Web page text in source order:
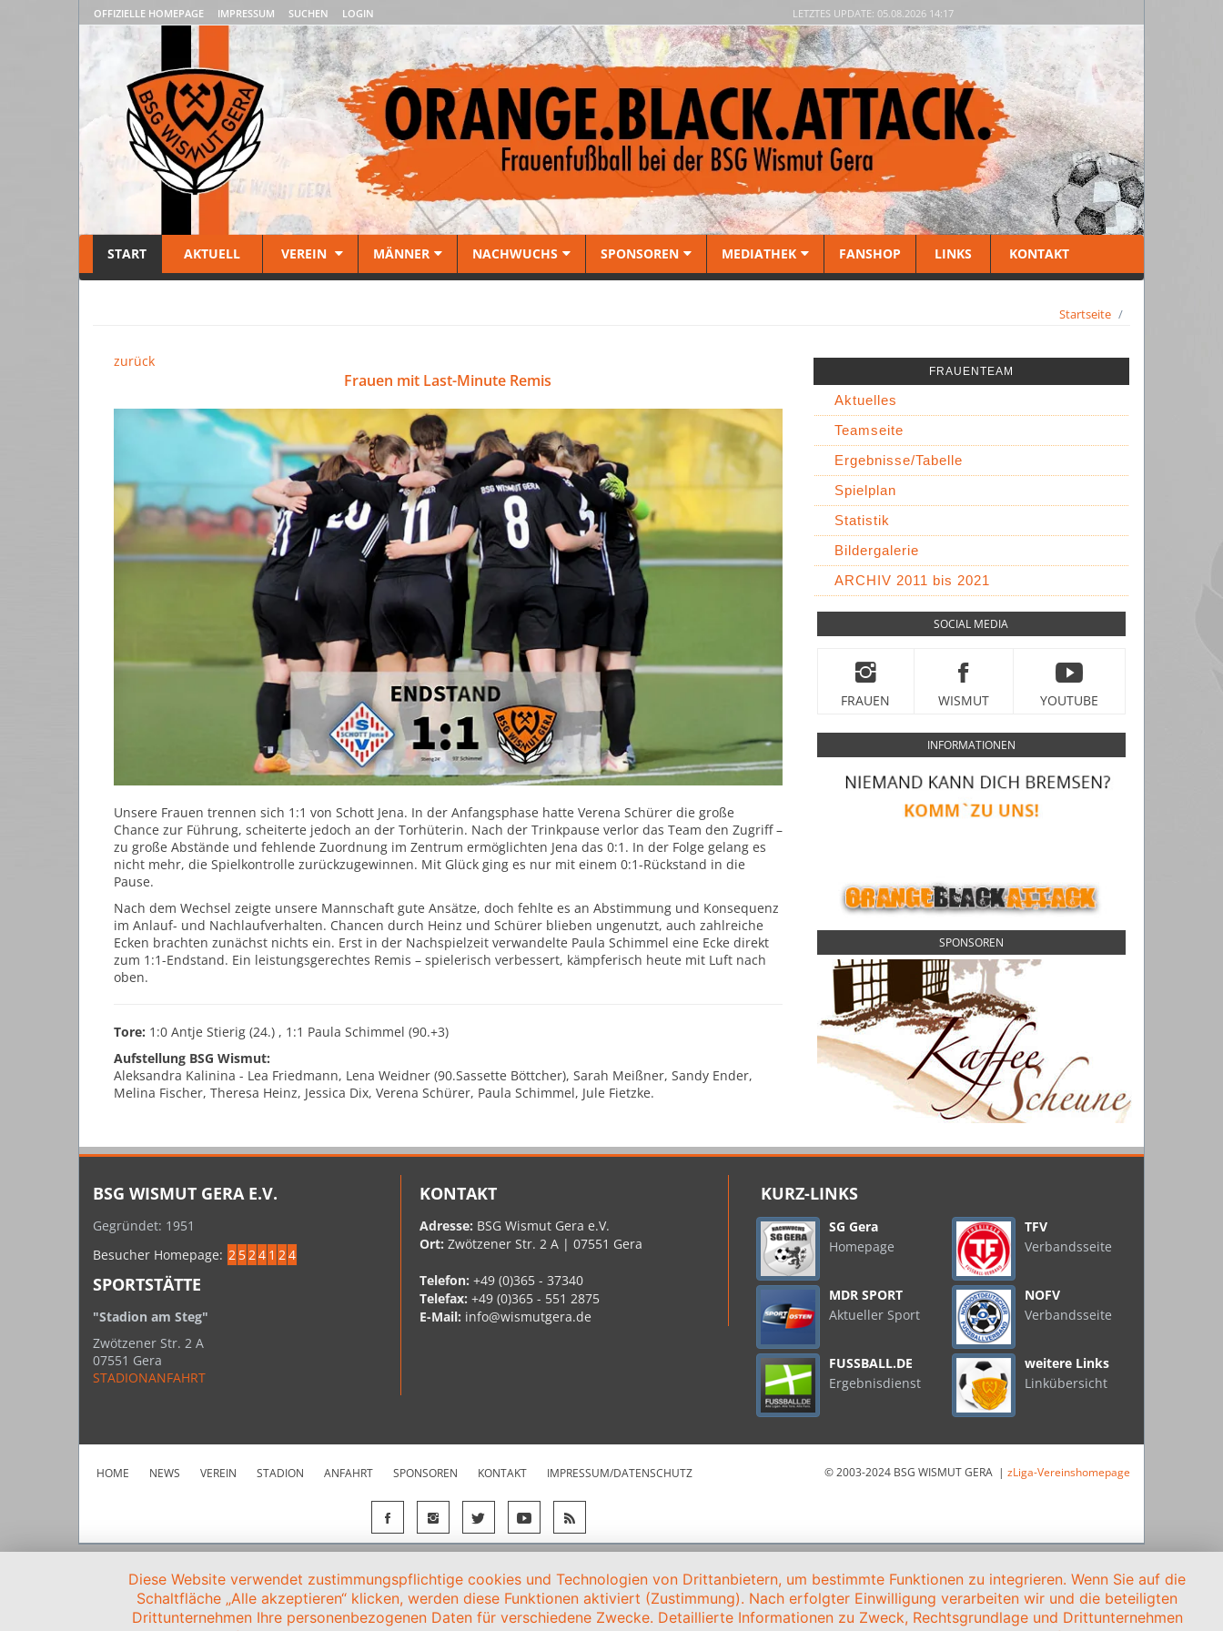
OFFIZIELLE HOMEPAGE IMPRESSUM SUCHEN LOGIN LETZTES UPDATE: 05.08.2026 14:17
START AKTUELL VEREIN MÄNNER NACHWUCHS SPONSOREN MEDIATHEK FANSHOP LINKS KONTAKT
Startseite
zurück
Frauen mit Last-Minute Remis
Unsere Frauen trennen sich 1:1 von Schott Jena. In der Anfangsphase hatte Verena Schürer die große
Chance zur Führung, scheiterte jedoch an der Torhüterin. Nach der Trinkpause verlor das Team den Zugriff –
zu große Abstände und fehlende Zuordnung im Zentrum ermöglichten Jena das 0:1. In der Folge gelang es
nicht mehr, die Spielkontrolle zurückzugewinnen. Mit Glück ging es nur mit einem 0:1-Rückstand in die
Pause.
Nach dem Wechsel zeigte unsere Mannschaft gute Ansätze, doch fehlte es an Abstimmung und Konsequenz
im Anlauf- und Nachlaufverhalten. Chancen durch Heinz und Schürer blieben ungenutzt, auch zahlreiche
Ecken brachten zunächst nichts ein. Erst in der Nachspielzeit verwandelte Paula Schimmel eine Ecke direkt
zum 1:1-Endstand. Ein leistungsgerechtes Remis – spielerisch verbessert, kämpferisch heute mit Luft nach
oben.
Tore: 1:0 Antje Stierig (24.) , 1:1 Paula Schimmel (90.+3)
Aufstellung BSG Wismut:
Aleksandra Kalinina - Lea Friedmann, Lena Weidner (90.Sassette Böttcher), Sarah Meißner, Sandy Ender,
Melina Fischer, Theresa Heinz, Jessica Dix, Verena Schürer, Paula Schimmel, Jule Fietzke.
FRAUENTEAM
Aktuelles
Teamseite
Ergebnisse/Tabelle
Spielplan
Statistik
Bildergalerie
ARCHIV 2011 bis 2021
SOCIAL MEDIA
FRAUEN WISMUT YOUTUBE
INFORMATIONEN
SPONSOREN
BSG WISMUT GERA E.V.
Gegründet: 1951
Besucher Homepage: 2 5 2 4 1 2 4
SPORTSTÄTTE
"Stadion am Steg"
Zwötzener Str. 2 A
07551 Gera
STADIONANFAHRT
KONTAKT
Adresse: BSG Wismut Gera e.V.
Ort:Zwötzener Str. 2 A | 07551 Gera
Telefon:+49 (0)365 - 37340
Telefax:+49 (0)365 - 551 2875
E-Mail: info@wismutgera.de
KURZ-LINKS
SG Gera
Homepage
MDR SPORT
Aktueller Sport
FUSSBALL.DE
Ergebnisdienst
TFV
Verbandsseite
NOFV
Verbandsseite
weitere Links
Linkübersicht
HOME NEWS VEREIN STADION ANFAHRT SPONSOREN KONTAKT IMPRESSUM/DATENSCHUTZ © 2003-2024 BSG WISMUT GERA | zLiga-Vereinshomepage
Diese Website verwendet zustimmungspflichtige cookies und Technologien von Drittanbietern, um bestimmte Funktionen zu integrieren. Wenn Sie auf die
Schaltfläche „Alle akzeptieren“ klicken, werden diese Funktionen aktiviert (Zustimmung). Nach erfolgter Einwilligung verarbeiten wir und die beteiligten
Drittunternehmen Ihre personenbezogenen Daten für verschiedene Zwecke. Detaillierte Informationen zu Zweck, Rechtsgrundlage und Drittunternehmen